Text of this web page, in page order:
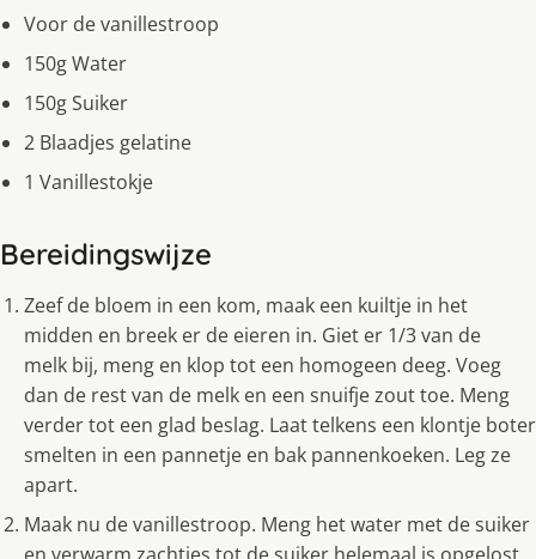
Voor de vanillestroop
150g Water
150g Suiker
2 Blaadjes gelatine
1 Vanillestokje
Bereidingswijze
Zeef de bloem in een kom, maak een kuiltje in het
midden en breek er de eieren in. Giet er 1/3 van de
melk bij, meng en klop tot een homogeen deeg. Voeg
dan de rest van de melk en een snuifje zout toe. Meng
verder tot een glad beslag. Laat telkens een klontje boter
smelten in een pannetje en bak pannenkoeken. Leg ze
apart.
Maak nu de vanillestroop. Meng het water met de suiker